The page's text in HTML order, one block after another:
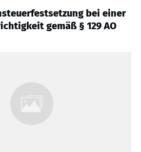
bei einer
gemäß § 129 AO